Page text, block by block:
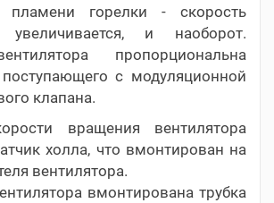
пламени горелки - скорость
увеличивается, и наоборот.
пропорциональна
с модуляционной
клапана.
вращения вентилятора
холла, что вмонтирован на
вентилятора.
вмонтирована трубка